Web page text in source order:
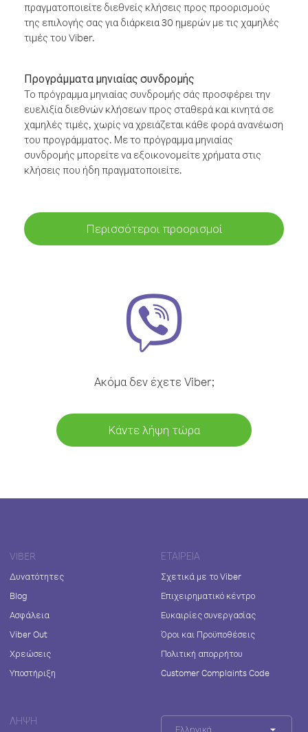
πραγματοποιείτε διεθνείς κλήσεις προς προορισμούς
της επιλογής σας για διάρκεια 30 ημερών με τις χαμηλές
τιμές του Viber.
Προγράμματα μηνιαίας συνδρομής
Το πρόγραμμα μηνιαίας συνδρομής σάς προσφέρει την
ευελιξία διεθνών κλήσεων προς σταθερά και κινητά σε
χαμηλές τιμές, χωρίς να χρειάζεται κάθε φορά ανανέωση
του προγράμματος. Με το πρόγραμμα μηνιαίας
συνδρομής μπορείτε να εξοικονομείτε χρήματα στις
κλήσεις που ήδη πραγματοποιείτε.
Περισσότεροι προορισμοί
Ακόμα δεν έχετε Viber;
Κάντε λήψη τώρα
VIBER
Δυνατότητες
Blog
Ασφάλεια
Viber Out
Χρεώσεις
Υποστήριξη
ΕΤΑΙΡΕΊΑ
Σχετικά με το Viber
Επιχειρηματικό κέντρο
Ευκαιρίες συνεργασίας
Όροι και Προϋποθέσεις
Πολιτική απορρήτου
Customer Complaints Code
ΛΉΨΗ
Ελληνικά